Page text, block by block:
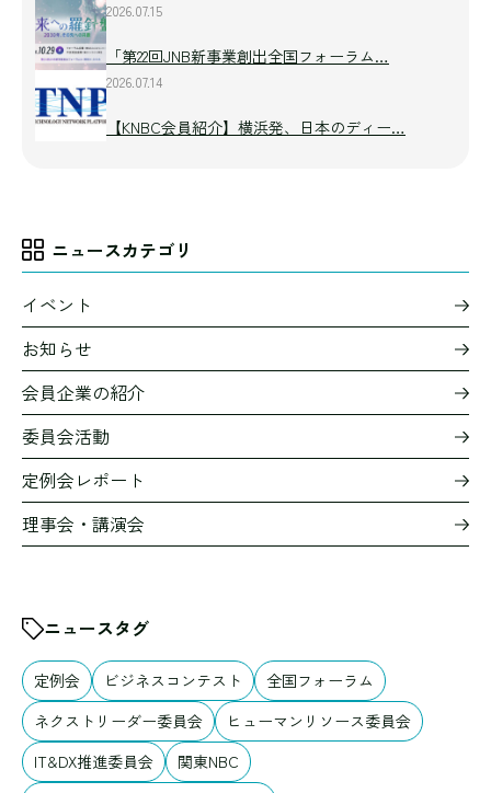
2026.07.15
「第22回JNB新事業創出全国フォーラム…
2026.07.14
【KNBC会員紹介】横浜発、日本のディー…
ニュースカテゴリ
イベント
お知らせ
会員企業の紹介
委員会活動
定例会レポート
理事会・講演会
ニュースタグ
定例会 ビジネスコンテスト
全国フォーラム
ネクストリーダー委員会
ヒューマンリソース委員会
IT&DX推進委員会
関東NBC